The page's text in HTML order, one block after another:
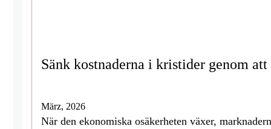
Sänk kostnaderna i kristider genom
März, 2026
När den ekonomiska osäkerheten växer,